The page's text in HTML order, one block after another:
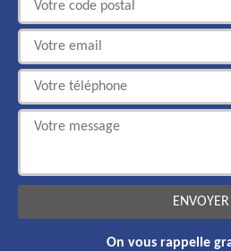
On vous rappelle